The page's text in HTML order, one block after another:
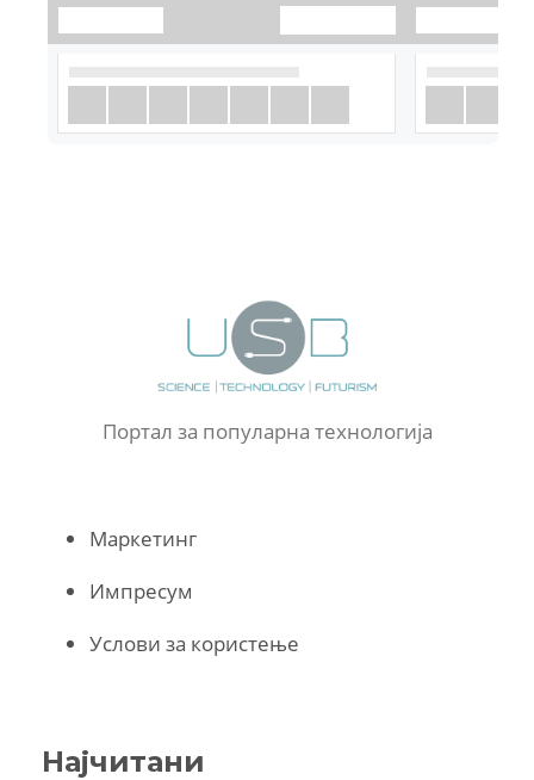
Портал за популарна технологија
Маркетинг
Импресум
Услови за користење
Најчитани